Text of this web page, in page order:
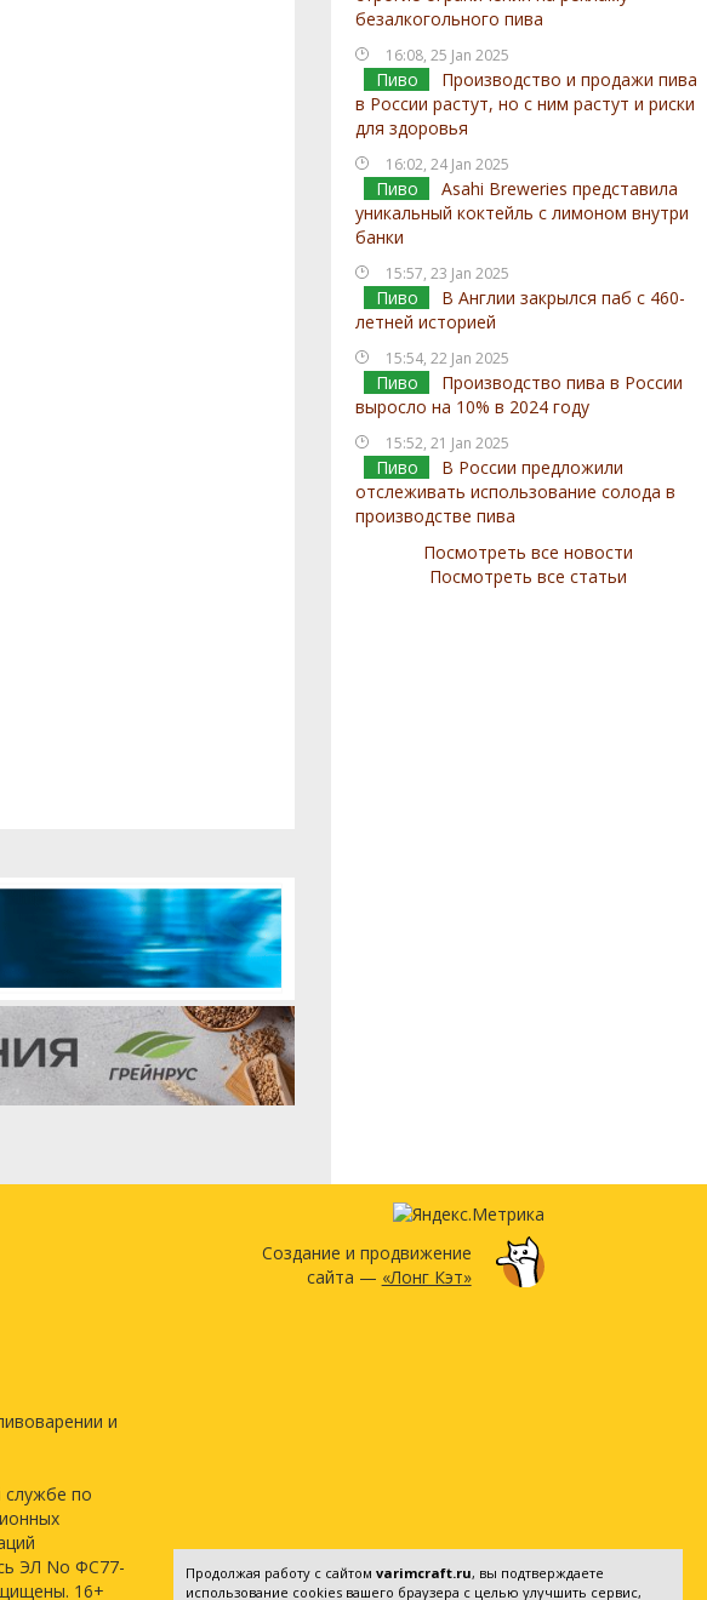
безалкогольного пива
16:08, 25 Jan 2025
Пиво
Производство и продажи пива
в России растут, но с ним растут и риски
для здоровья
16:02, 24 Jan 2025
Пиво
Asahi Breweries представила
уникальный коктейль с лимоном внутри
банки
15:57, 23 Jan 2025
Пиво
В Англии закрылся паб с 460-
летней историей
15:54, 22 Jan 2025
Пиво
Производство пива в России
выросло на 10% в 2024 году
15:52, 21 Jan 2025
Пиво
В России предложили
отслеживать использование солода в
производстве пива
Посмотреть все новости
Посмотреть все статьи
и
службе по
ЭЛ No ФС77-
16+
Создание и продвижение
сайта — «Лонг Кэт»
Продолжая работу с сайтом varimcraft.ru, вы подтверждаете
использование cookies вашего браузера с целью улучшить сервис,